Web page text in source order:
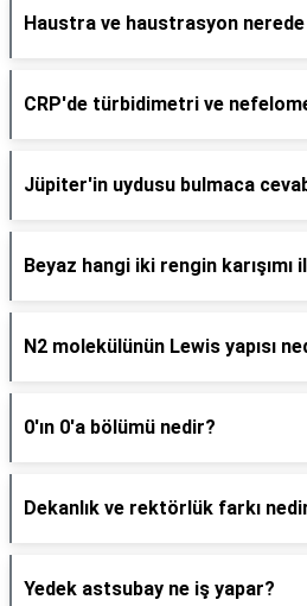
Haustra ve haustrasyon
CRP'de türbidimetri ve
Jüpiter'in uydusu bulmaca
Beyaz hangi iki rengin karışımı
N2 molekülünün Lewis yapısı
0'ın 0'a bölümü nedir?
Dekanlık ve rektörlük farkı
Yedek astsubay ne iş yapar?